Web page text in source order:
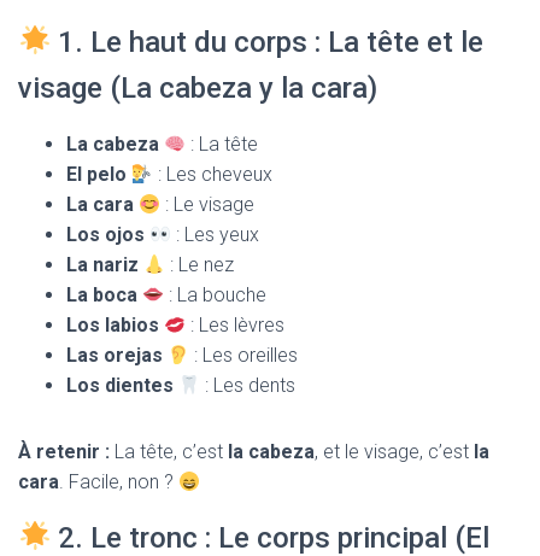
1. Le haut du corps : La tête et le
visage (La cabeza y la cara)
La cabeza
: La tête
El pelo
: Les cheveux
La cara
: Le visage
Los ojos
: Les yeux
La nariz
: Le nez
La boca
: La bouche
Los labios
: Les lèvres
Las orejas
: Les oreilles
Los dientes
: Les dents
À retenir : La tête, c’est la cabeza, et le visage, c’est la
cara. Facile, non ?
2. Le tronc : Le corps principal (El